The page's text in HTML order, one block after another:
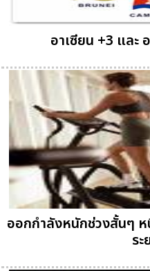
อาเซียน +3 และ
ออกกำลังหนักช่วงสั้นๆ ห
ระ